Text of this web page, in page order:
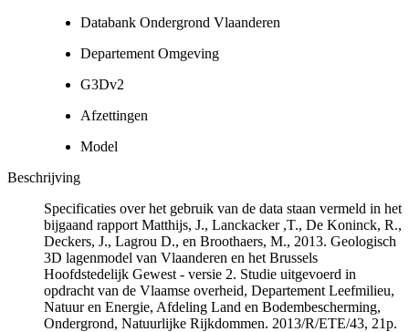
Databank Ondergrond Vlaanderen
Departement Omgeving
G3Dv2
Afzettingen
Model
Beschrijving
Specificaties over het gebruik van de data staan vermeld in het
bijgaand rapport Matthijs, J., Lanckacker ,T., De Koninck, R.,
Deckers, J., Lagrou D., en Broothaers, M., 2013. Geologisch
3D lagenmodel van Vlaanderen en het Brussels
Hoofdstedelijk Gewest - versie 2. Studie uitgevoerd in
opdracht van de Vlaamse overheid, Departement Leefmilieu,
Natuur en Energie, Afdeling Land en Bodembescherming,
Ondergrond, Natuurlijke Rijkdommen. 2013/R/ETE/43, 21p.